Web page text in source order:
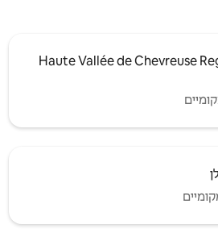
Haute Vallée de Chevreuse